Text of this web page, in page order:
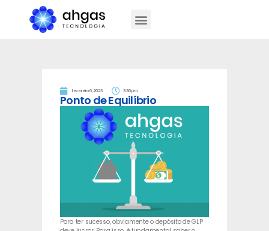
fevereiro 6, 2023 3:36 pm
Ponto de Equilíbrio
Para ter sucesso, obviamente o depósito de GLP